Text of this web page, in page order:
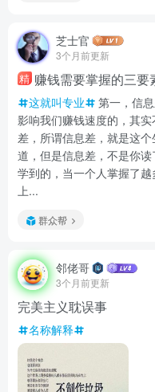
芝士官
3个月前更新
精 赚钱需要掌握的三要
这就叫专业
第一，信
影响我们赚钱速度的，其
差，所谓信息差，就是这
道，但是信息差，不是你
学到的，当一个人掌握了
上...
群众帮
邻佬哥
3个月前更新
完美主义耽误事
名称解释